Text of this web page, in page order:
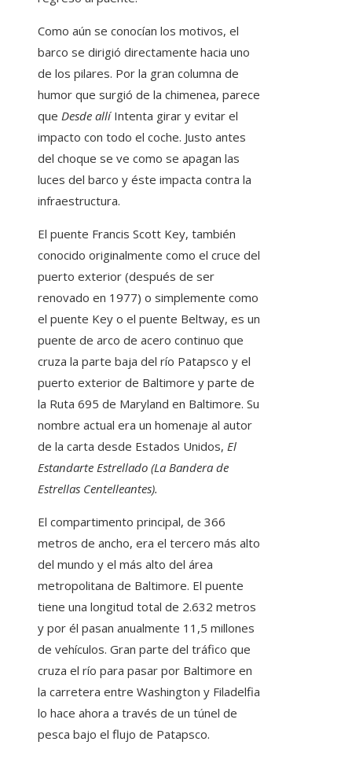
Como aún se conocían los motivos, el
barco se dirigió directamente hacia uno
de los pilares. Por la gran columna de
humor que surgió de la chimenea, parece
que Desde allíIntenta girar y evitar el
impacto con todo el coche. Justo antes
del choque se ve como se apagan las
luces del barco y éste impacta contra la
infraestructura.
El puente Francis Scott Key, también
conocido originalmente como el cruce del
puerto exterior (después de ser
renovado en 1977) o simplemente como
el puente Key o el puente Beltway, es un
puente de arco de acero continuo que
cruza la parte baja del río Patapsco y el
puerto exterior de Baltimore y parte de
la Ruta 695 de Maryland en Baltimore. Su
nombre actual era un homenaje al autor
de la carta desde Estados Unidos, El
Estandarte Estrellado (La Bandera de
Estrellas Centelleantes).
El compartimento principal, de 366
metros de ancho, era el tercero más alto
del mundo y el más alto del área
metropolitana de Baltimore. El puente
tiene una longitud total de 2.632 metros
y por él pasan anualmente 11,5 millones
de vehículos. Gran parte del tráfico que
cruza el río para pasar por Baltimore en
la carretera entre Washington y Filadelfia
lo hace ahora a través de un túnel de
pesca bajo el flujo de Patapsco.